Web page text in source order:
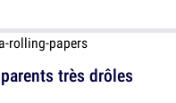
très drôles